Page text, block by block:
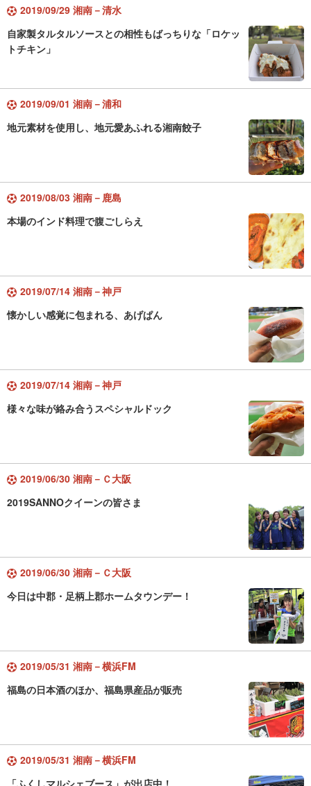
2019/09/29 湘南－清水
自家製タルタルソースとの相性もばっちりな「ロケッ
トチキン」
2019/09/01 湘南－浦和
地元素材を使用し、地元愛あふれる湘南餃子
2019/08/03 湘南－鹿島
本場のインド料理で腹ごしらえ
2019/07/14 湘南－神戸
懐かしい感覚に包まれる、あげぱん
2019/07/14 湘南－神戸
様々な味が絡み合うスペシャルドック
2019/06/30 湘南－Ｃ大阪
2019SANNOクイーンの皆さま
2019/06/30 湘南－Ｃ大阪
今日は中郡・足柄上郡ホームタウンデー！
2019/05/31 湘南－横浜FM
福島の日本酒のほか、福島県産品が販売
2019/05/31 湘南－横浜FM
「ふくしマルシェブース」が出店中！